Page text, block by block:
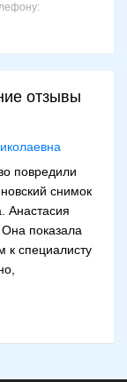
отзывы
повредили
снимок
Анастасия
показала
к специалисту